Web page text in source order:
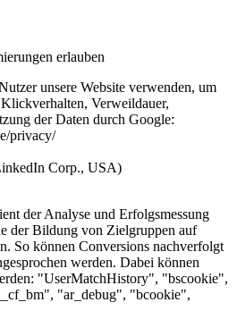
erlauben
unsere Website verwenden, um
Verweildauer,
der Daten durch Google:
privacy/
Corp., USA)
der Analyse und Erfolgsmessung
der Bildung von Zielgruppen auf
So können Conversions nachverfolgt
werden. Dabei können
"UserMatchHistory", "bscookie",
"ar_debug", "bcookie",